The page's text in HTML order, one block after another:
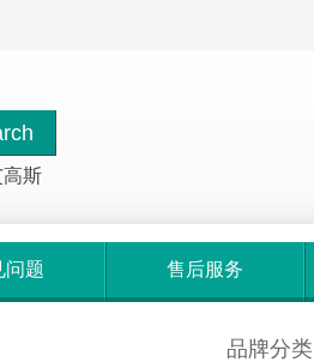
高斯
问题 售后服务
品牌分类